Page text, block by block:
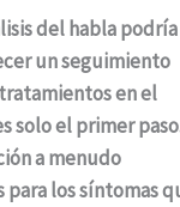
del habla podría
un seguimiento
en el
solo el primer
a menudo
los síntomas